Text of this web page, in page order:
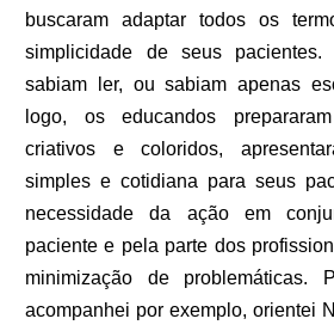
buscaram adaptar todos os
simplicidade de seus
sabiam ler, ou sabiam apenas
logo, os educandos
criativos e coloridos,
simples e cotidiana para seus
necessidade da ação em
paciente e pela parte dos
minimização de problemáticas.
acompanhei por exemplo, orientei